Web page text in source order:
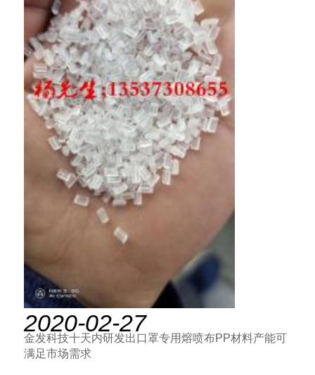
2020-02-27
金发科技十天内研发出口罩专用熔喷布PP材料产能可
满足市场需求